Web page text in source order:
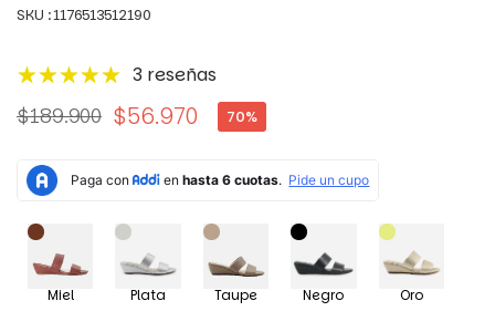
SKU :1176513512190
3 reseñas
Precio
$189.900 $56.970 70%
Miel Plata Taupe Negro Oro